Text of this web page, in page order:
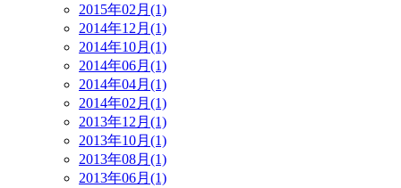
2015年02月(1)
2014年12月(1)
2014年10月(1)
2014年06月(1)
2014年04月(1)
2014年02月(1)
2013年12月(1)
2013年10月(1)
2013年08月(1)
2013年06月(1)